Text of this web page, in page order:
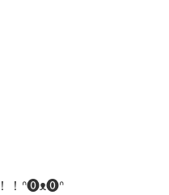
！ᐢ⓿ᴥ⓿ᐢ